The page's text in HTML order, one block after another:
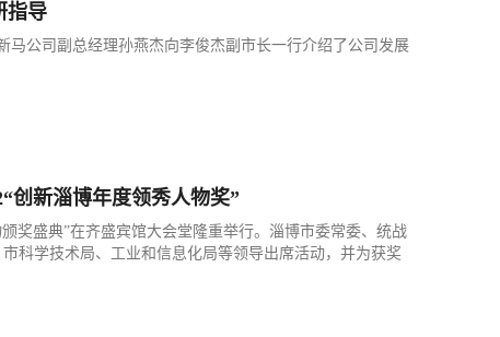
指导
公司副总经理孙燕杰向李俊杰副市长一行介绍了公司发展
创新淄博年度领秀人物奖”
奖盛典”在齐盛宾馆大会堂隆重举行。淄博市委常委、统战
科学技术局、工业和信息化局等领导出席活动，并为获奖